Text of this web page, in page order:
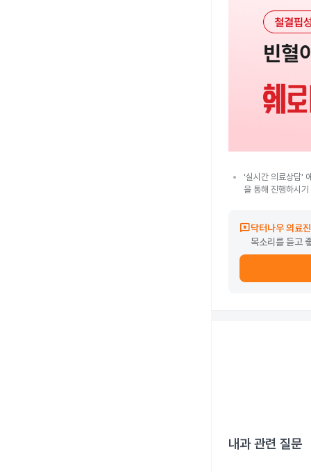
'실시간 의료상담'
을 통해 진행하시
reviews닥터나우 의료
목소리를 듣고
내과관련 질문